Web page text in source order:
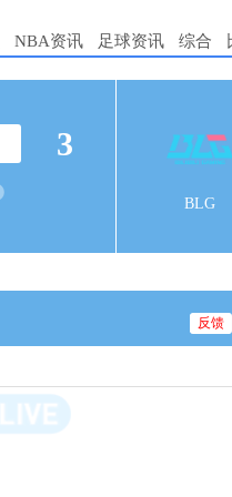
NBA资讯 足球资讯 综合
3
BLG
反馈